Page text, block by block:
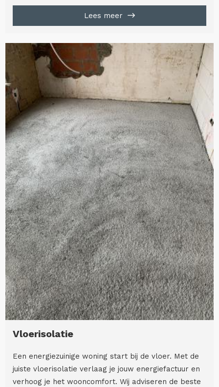
Lees meer
Vloerisolatie
Een energiezuinige woning start bij de vloer. Met de
juiste vloerisolatie verlaag je jouw energiefactuur en
verhoog je het wooncomfort. Wij adviseren de beste